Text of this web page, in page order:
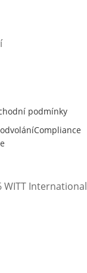
okně
podmínky
Compliance
WITT International